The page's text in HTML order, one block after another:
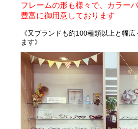
フレームの形も様々で、カラー
豊富に御用意しております
《又ブランドも約100種類以上と幅広
ます》